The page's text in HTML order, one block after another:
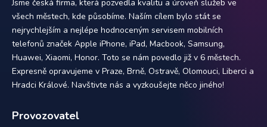
Jsme česká firma, která pozvedla kvalitu a úroveň služeb ve
všech městech, kde působíme. Naším cílem bylo stát se
nejrychlejším a nejlépe hodnoceným servisem mobilních
telefonů značek Apple iPhone, iPad, Macbook, Samsung,
Huawei, Xiaomi, Honor. Toto se nám povedlo již v 6 městech.
Expresně opravujeme v Praze, Brně, Ostravě, Olomouci, Liberci a
Hradci Králové. Navštivte nás a vyzkoušejte něco jiného!
Provozovatel